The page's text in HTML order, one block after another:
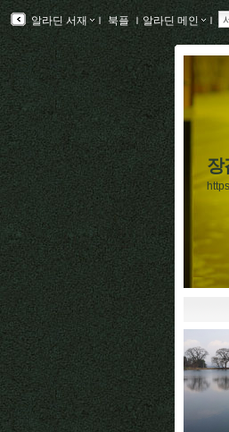
알라딘 서재 ｌ 북플 ｌ알라딘 메인 ｌ
장